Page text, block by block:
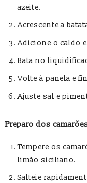
azeite.
Acrescente a
Adicione o caldo
Bata no
Volte à panela e
Ajuste sal e
Preparo dos
Tempere os
limão siciliano.
Salteie